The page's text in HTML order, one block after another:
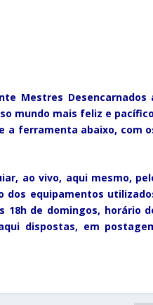
Mestres Desencarnados
mundo mais feliz e
a ferramenta abaixo, com
ao vivo, aqui mesmo,
dos equipamentos
18h de domingos, horário
dispostas, em